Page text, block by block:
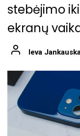
stebėjimo
ekranų
Ieva